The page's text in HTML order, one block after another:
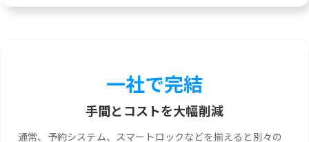
一社で完結
手間とコストを大幅削減
通常、予約システム、スマートロックなどを揃えると別々の